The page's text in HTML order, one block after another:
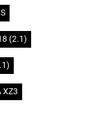
(2.1)
XZ3